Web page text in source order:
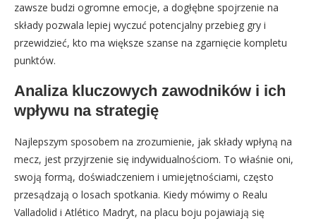
zawsze budzi ogromne emocje, a dogłębne spojrzenie na
składy pozwala lepiej wyczuć potencjalny przebieg gry i
przewidzieć, kto ma większe szanse na zgarnięcie kompletu
punktów.
Analiza kluczowych zawodników i ich
wpływu na strategię
Najlepszym sposobem na zrozumienie, jak składy wpłyną na
mecz, jest przyjrzenie się indywidualnościom. To właśnie oni,
swoją formą, doświadczeniem i umiejętnościami, często
przesądzają o losach spotkania. Kiedy mówimy o Realu
Valladolid i Atlético Madryt, na placu boju pojawiają się